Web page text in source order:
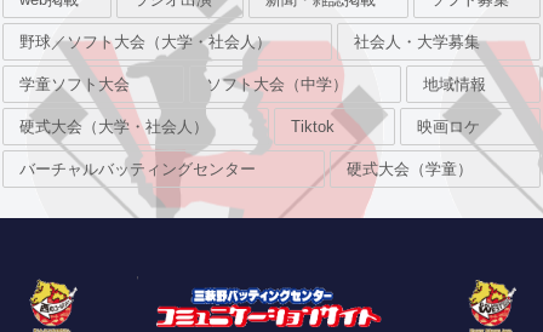
野球／ソフト大会（大学・社会人） 社会人・大学募集
学童ソフト大会 ソフト大会（中学） 地域情報
硬式大会（大学・社会人） Tiktok 映画ロケ
バーチャルバッティングセンター 硬式大会（学童）